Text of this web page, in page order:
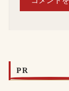
PR